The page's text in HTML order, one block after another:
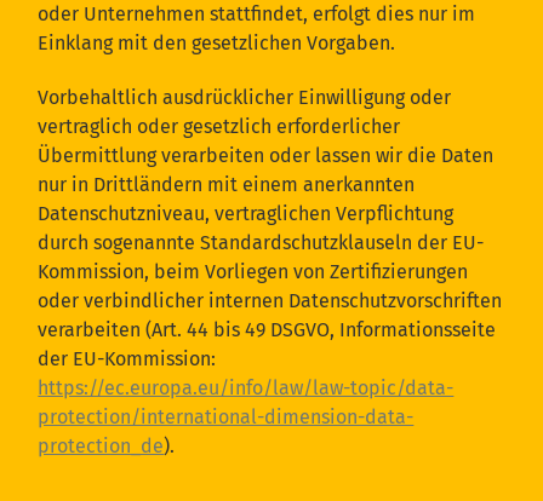
oder Unternehmen stattfindet, erfolgt dies nur im
Einklang mit den gesetzlichen Vorgaben.
Vorbehaltlich ausdrücklicher Einwilligung oder
vertraglich oder gesetzlich erforderlicher
Übermittlung verarbeiten oder lassen wir die Daten
nur in Drittländern mit einem anerkannten
Datenschutzniveau, vertraglichen Verpflichtung
durch sogenannte Standardschutzklauseln der EU-
Kommission, beim Vorliegen von Zertifizierungen
oder verbindlicher internen Datenschutzvorschriften
verarbeiten (Art. 44 bis 49 DSGVO, Informationsseite
der EU-Kommission:
https://ec.europa.eu/info/law/law-topic/data-
protection/international-dimension-data-
protection_de).